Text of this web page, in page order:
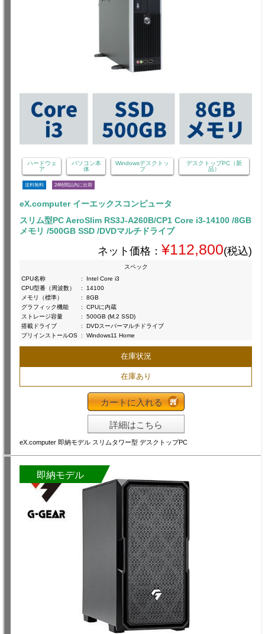
ハードウェ
ア
パソコン本
体
Windowsデスクトッ
プ
デスクトップPC（新
品）
送料無料 24時間以内に出荷
eX.computer イーエックスコンピュータ
スリム型PC AeroSlim RS3J-A260B/CP1 Core i3-14100 /8GB
メモリ /500GB SSD /DVDマルチドライブ
ネット価格： ¥112,800(税込)
スペック
CPU名称
:
Intel Core i3
CPU型番（周波数）
:
14100
メモリ（標準）
:
8GB
グラフィック機能
:
CPUに内蔵
ストレージ容量
:
500GB (M.2 SSD)
搭載ドライブ
:
DVDスーパーマルチドライブ
プリインストールOS : Windows11 Home
在庫状況
在庫あり
カートに入れる
詳細はこちら
eX.computer 即納モデル スリムタワー型 デスクトップPC
即納モデル